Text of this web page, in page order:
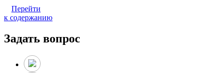
Перейти
к содержанию
Задать вопрос